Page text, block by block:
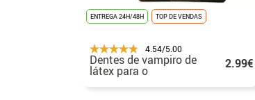
ENTREGA 24H/48H TOP DE VENDAS
4.54/5.00
Dentes de vampiro de
látex para o
Halloween
2.99€